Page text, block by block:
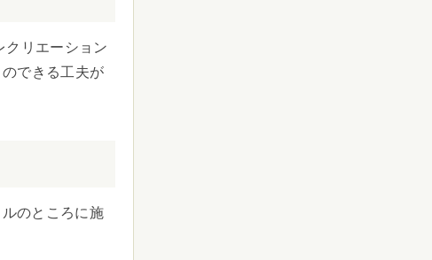
クリエーション
できる工夫が
のところに施